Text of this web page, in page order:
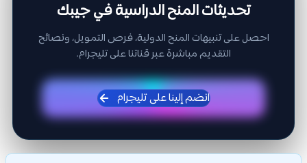
تحديثات المنح الدراسية في جيبك
احصل على تنبيهات المنح الدولية، فرص التمويل، ونصائح
التقديم مباشرة عبر قناتنا على تليجرام.
انضم إلينا على تليجرام